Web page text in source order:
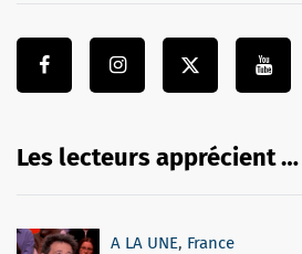
Les lecteurs apprécient …
A LA UNE, France